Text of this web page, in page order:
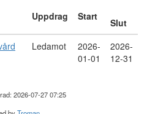
Uppdrag Start
Slut
Ledamot
2026-
01-01
2026-
12-31
2026-07-27 07:25